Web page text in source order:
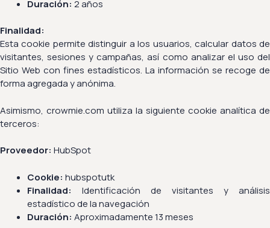
Duración: 2 años
Finalidad:
Esta cookie permite distinguir a los usuarios, calcular datos de
visitantes, sesiones y campañas, así como analizar el uso del
Sitio Web con fines estadísticos. La información se recoge de
forma agregada y anónima.
Asimismo, crowmie.com utiliza la siguiente cookie analítica de
terceros:
Proveedor: HubSpot
Cookie: hubspotutk
Finalidad: Identificación de visitantes y análisis
estadístico de la navegación
Duración: Aproximadamente 13 meses